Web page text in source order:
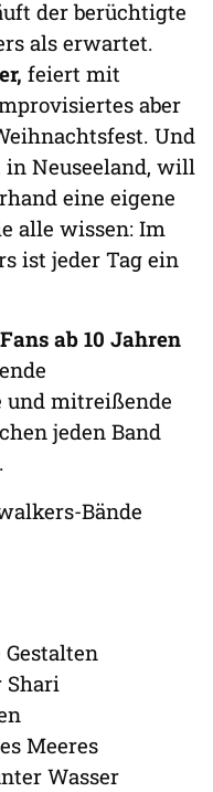
der berüchtigte
als erwartet.
feiert mit
aber
Und
in Neuseeland, will
eine eigene
alle wissen: Im
ist jeder Tag ein
ab 10 Jahren
und mitreißende
jeden Band
.
Bände
Gestalten
Shari
Meeres
Wasser